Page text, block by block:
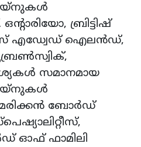
ബ്രിട്ടിഷ്
എഡ്വേഡ് ഐലൻഡ്,
സമാനമായ
ബോർഡ്
ഓഫ് ഫാമിലി